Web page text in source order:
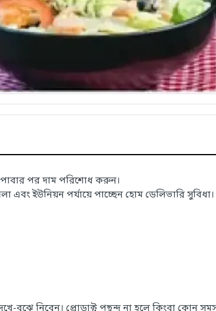
পাবার পর দাম পরিশোধ করুন।
এবং ইউনিয়ন পর্যায়ে পাচ্ছেন হোম ডেলিভারি সুবিধা।